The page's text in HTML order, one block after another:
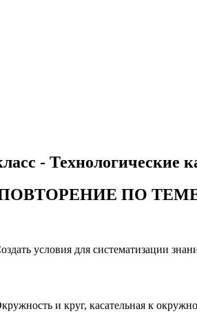
- Технологические
ПО
условия для систематизации
и круг, касательная к